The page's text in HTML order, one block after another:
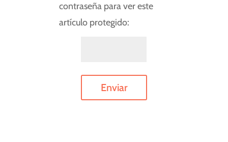
contraseña para ver este
artículo protegido:
Enviar